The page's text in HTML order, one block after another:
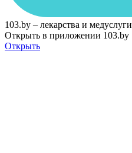
103.by – лекарства и медуслуги
Открыть в приложении 103.by
Открыть